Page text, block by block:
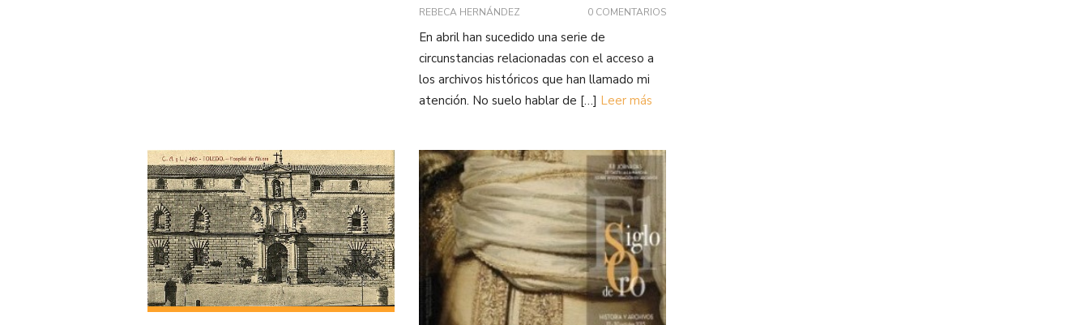
REBECA HERNÁNDEZ 0 COMENTARIOS
En abril han sucedido una serie de
circunstancias relacionadas con el acceso a
los archivos históricos que han llamado mi
atención. No suelo hablar de […] Leer más